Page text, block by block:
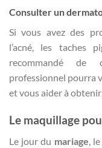
Consulter un
Si vous avez des
l’acné, les taches
recommandé de
professionnel pourra
et vous aider à
Le maquillage
Le jour du mariage ,